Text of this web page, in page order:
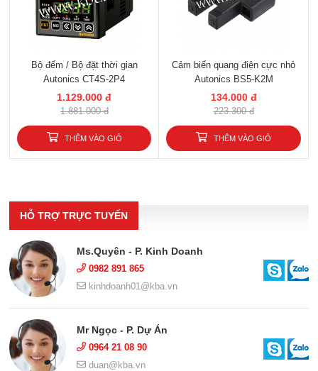
Bộ đếm / Bộ đặt thời gian
Autonics CT4S-2P4
1.129.000 đ
1.881.000 đ
THÊM VÀO GIỎ
Cảm biến quang điện cực nhỏ
Autonics BS5-K2M
134.000 đ
223.300 đ
THÊM VÀO GIỎ
HỖ TRỢ TRỰC TUYẾN
Ms.Quyên - P. Kinh Doanh
0982 891 865
kinhdoanh01@kba.vn
Mr Ngọc - P. Dự Án
0964 21 08 90
duan@kba.vn